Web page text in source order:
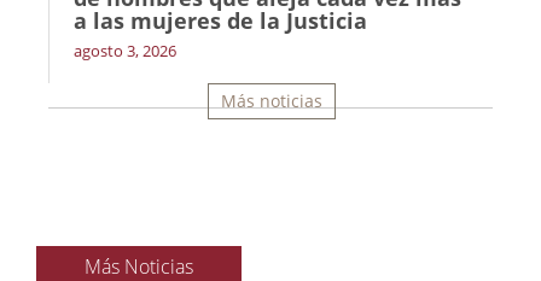
a las mujeres de la Justicia
agosto 3, 2026
Más noticias
Más Noticias